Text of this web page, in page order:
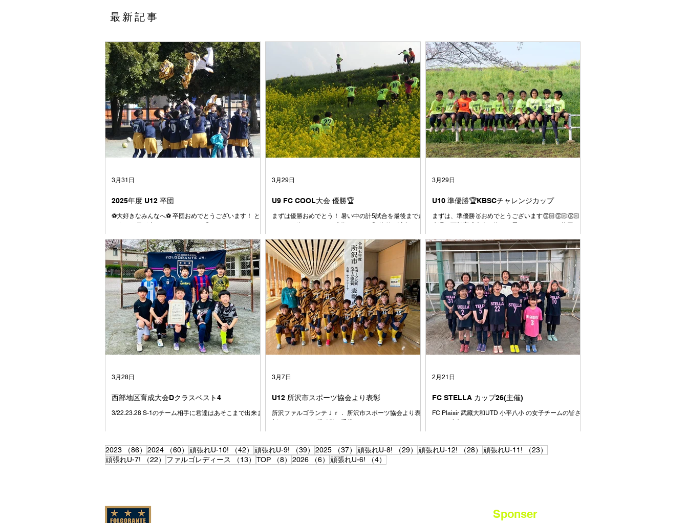
​最新記事
2025年度 U12 卒団
⚽️大好きなみんなへ⚽️ 卒団おめでとうございます！ とう
とうこの日が来てしまいましたね😭 はじめはあんなに
大きかった4号級のボール またぐのも大変だったボール
も、今じゃとても小さく感じます⚽️ みんなは小さい時か
ら、 やんちゃで、うるさくて、 でもとても素直で、よ
く笑う子たちでした☺️ みんなとはじめて出会った1年生
の頃、何人かはすでにファルゴに入っていて、その時は
まだここにいるメンバーの数人でしたね 人数が減った
りもしたけれども、学年が上がるに連れて、また少しず
つ仲間が増えていきました⚽️ それはきっと、みんなが楽
しそうにサッカーをして、なにより仲間を大切にしてい
て、 とても魅力のあるチームだったからだと コーチは
思っています☺️ みんなは、たまたま同じ世代に生まれ
て、 いろいろな小学校から集まってきました 本来なら
別々の場所で過ごしていたかもしれない17人が、サッカ
ーを通じて出会い、どこよりも仲の良いチームになりま
た💪 試合に負けて悔し
3月31日
U9 FC COOL大会 優勝🏆
まずは優勝おめでとう！ 暑い中の計5試合を最後まで走
りきった姿にコーチは感動しました😭 簡単な試合はひ
とつもなかった中で、ここまでチームとしてしっかりゴ
ールを決めきる力やシュートを打たせない意識がどんど
んついてきていると感じています。ここで満足せずに攻
撃でも守備でも、もっと1点にこだわってプレイ出来る
とみんなもっと強くなれます！！ とにかく、本当にお
疲れ様でした👏 おめでとう🎊
3月29日
U10 準優勝🏆KBSCチャレンジカップ
まずは、準優勝🥈おめでとうございます👏🏻👏🏻👏🏻
先週の西部育成大会で悔しい思いをしたことを挽回する
ために全ての試合を全力で臨むこと、4年として最後の
大会で有終の美を飾って新年度トップの活動に繋げられ
るように優勝目指して臨むことを伝えて大会に挑みまし
た⚽️ 課題であった試合の入り方はとても良かったです👍
よく声も出ていたし、コミュニケーションが取れていた
と思います👍 2試合目、３試合目と集中力や気持ちのコ
ントロールに波があるのは今後の課題です💦 それで
も、1日を通してよく走り、よく頑張りました👍 今日対
戦したチームもよいチームばかりでした⚽️ 相手をリスペ
クトし、上手さや強さを持つチームの良いところはどん
どん吸収して、より成長していきましょう👍 この一年
で、それぞれの選手ごとにできることがたくさん増えた
と思います👍が、周りを見ると上手い選手、強い選手は
たくさんいます⚽️ いまできていないことは、たくさん練
にコーチ達
3月29日
西部地区育成大会Dクラスベスト4
3/22.23.28 S-1のチーム相手に君達はあそこまで出来ま
3月28日
U12 所沢市スポーツ協会より表彰
所沢ファルゴランテＪｒ． 所沢市スポーツ協会より表
3月7日
FC STELLA カップ26(主催)
FC Plaisir 武藏大和UTD 小平八小 の女子チームの皆さ
2月21日
2023 （86） 86件の記事
2024 （60） 60件の記事
頑張れU-10! （42） 42件の記事
頑張れU-9! （39） 39件の記事
2025 （37） 37件の記事
頑張れU-8! （29） 29件の記事
頑張れU-12! （28） 28件の記事
頑張れU-11! （23）
頑張れU-7!
（22） 22件の記事
ファルゴレディース （13） 13件の記事
TOP （8） 8件の記事
2026 （6） 6件の記事
頑張れU-6! （4）
Sponser